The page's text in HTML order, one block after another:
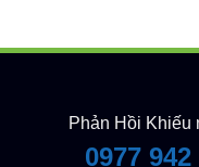
Phản Hồi Khiếu
0977 942